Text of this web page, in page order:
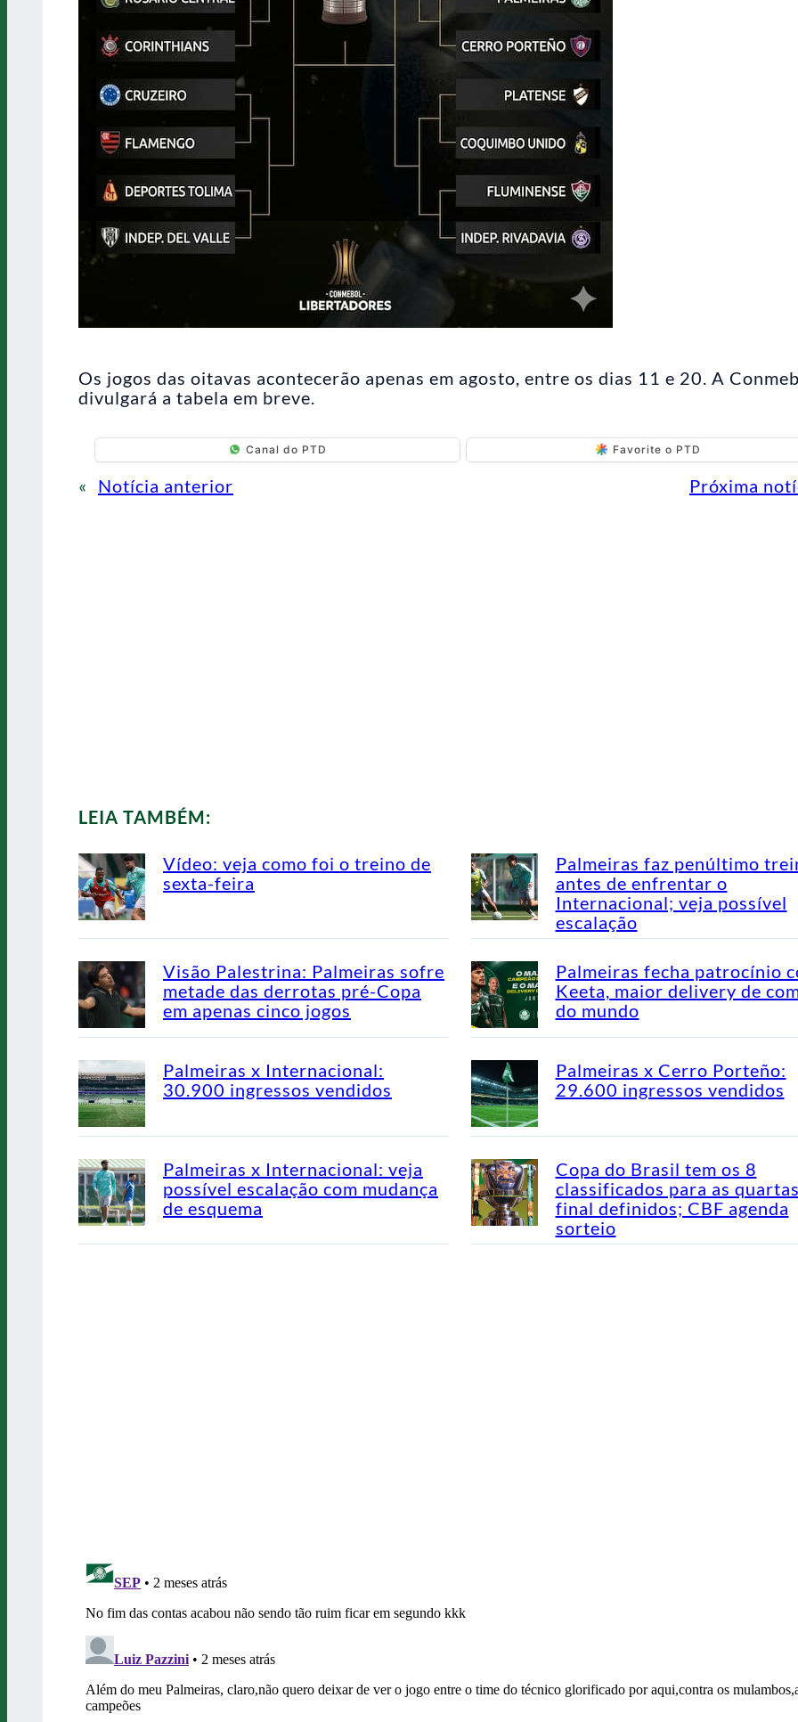
Os jogos das oitavas acontecerão apenas em agosto, entre os dias 11 e 20. A
divulgará a tabela em breve.
Canal do PTD Favorite o PTD
« Notícia anterior Próxima
LEIA TAMBÉM:
Vídeo: veja como foi o treino de
sexta-feira
Palmeiras faz penúltimo
antes de enfrentar o
Internacional; veja possível
escalação
Visão Palestrina: Palmeiras sofre
metade das derrotas pré-Copa
em apenas cinco jogos
Palmeiras fecha patrocínio
Keeta, maior delivery de
do mundo
Palmeiras x Internacional:
30.900 ingressos vendidos
Palmeiras x Cerro Porteño:
29.600 ingressos vendidos
Palmeiras x Internacional: veja
possível escalação com mudança
de esquema
Copa do Brasil tem os 8
classificados para as
final definidos; CBF agenda
sorteio